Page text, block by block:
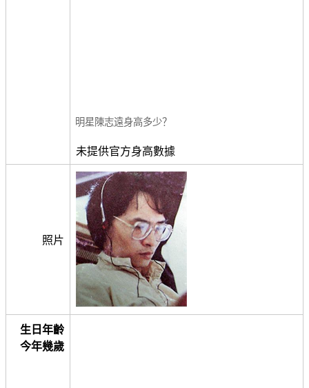
明星陳志遠身高多少？
未提供官方身高數據
照片
生日年齡
今年幾歲